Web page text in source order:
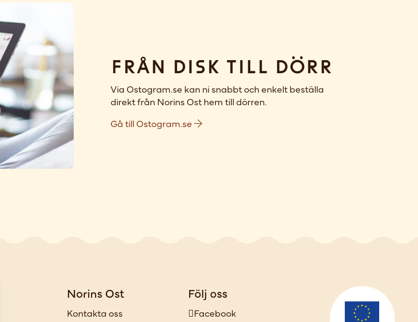
Från disk till dörr
Via Ostogram.se kan ni snabbt och enkelt beställa
direkt från Norins Ost hem till dörren.
Gå till Ostogram.se
Norins Ost
Kontakta oss
Följ oss
Facebook